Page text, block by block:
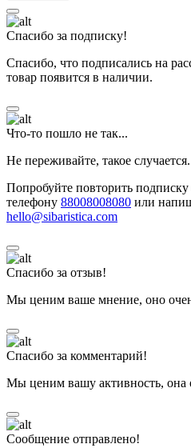
Спасибо за подписку!
Спасибо, что подписались на
товар появится в наличии.
Что-то пошло не так...
Не переживайте, такое случается.
Попробуйте повторить
телефону 88008008080 или
hello@sibaristica.com
Спасибо за отзыв!
Мы ценим ваше мнение, оно
Спасибо за комментарий!
Мы ценим вашу активность, она
Сообщение отправлено!